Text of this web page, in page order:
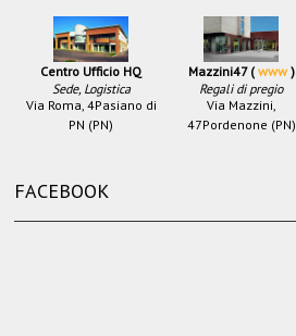
Centro Ufficio HQ
Sede, Logistica
Via Roma, 4Pasiano di
PN (PN)
Mazzini47 (www)
Regali di pregio
Via Mazzini,
47Pordenone (PN)
FACEBOOK